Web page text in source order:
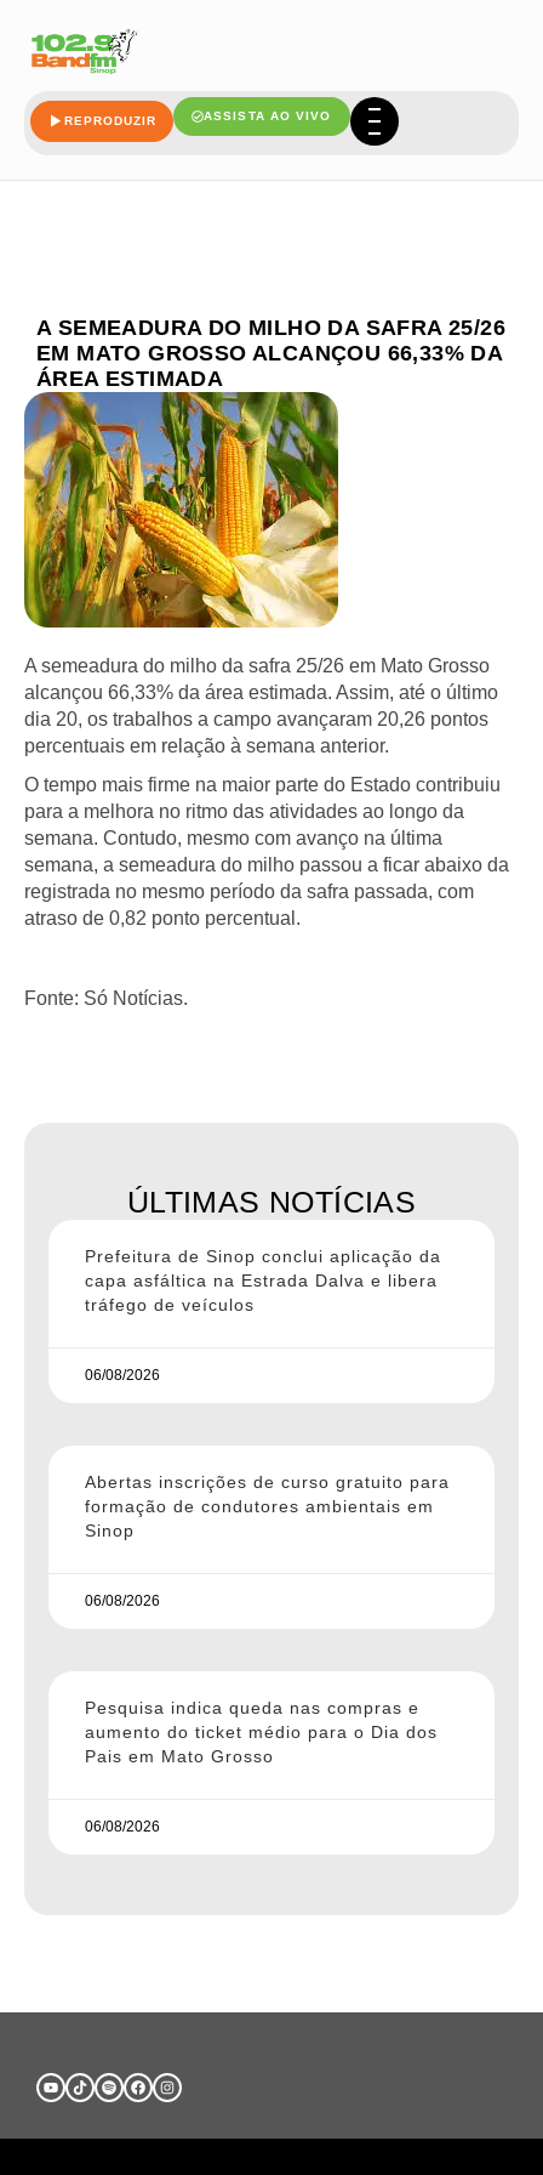
REPRODUZIR ASSISTA AO VIVO
A SEMEADURA DO MILHO DA SAFRA 25/26
EM MATO GROSSO ALCANÇOU 66,33% DA
ÁREA ESTIMADA
A semeadura do milho da safra 25/26 em Mato Grosso
alcançou 66,33% da área estimada. Assim, até o último
dia 20, os trabalhos a campo avançaram 20,26 pontos
percentuais em relação à semana anterior.
O tempo mais firme na maior parte do Estado contribuiu
para a melhora no ritmo das atividades ao longo da
semana. Contudo, mesmo com avanço na última
semana, a semeadura do milho passou a ficar abaixo da
registrada no mesmo período da safra passada, com
atraso de 0,82 ponto percentual.
Fonte: Só Notícias.
ÚLTIMAS NOTÍCIAS
Prefeitura de Sinop conclui aplicação da
capa asfáltica na Estrada Dalva e libera
tráfego de veículos
06/08/2026
Abertas inscrições de curso gratuito para
formação de condutores ambientais em
Sinop
06/08/2026
Pesquisa indica queda nas compras e
aumento do ticket médio para o Dia dos
Pais em Mato Grosso
06/08/2026